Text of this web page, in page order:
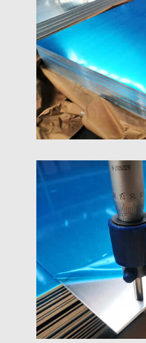
2mm de alta
alumínio H24
desempenho
para uso
Escolha 3mm 1050
forte
desempenho
revestimento,